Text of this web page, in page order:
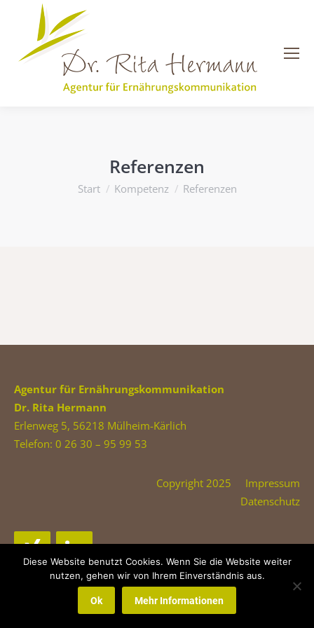
Referenzen
Sie befinden sich hier:
Start Kompetenz Referenzen
Agentur für Ernährungskommunikation
Dr. Rita Hermann
Erlenweg 5, 56218 Mülheim-Kärlich
Telefon: 0 26 30 – 95 99 53
Copyright 2025
Impressum
Datenschutz
Diese Website benutzt Cookies. Wenn Sie die Website weiter
nutzen, gehen wir von Ihrem Einverständnis aus.
Ok Mehr Informationen